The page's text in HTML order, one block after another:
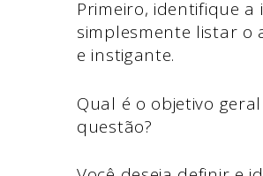
Primeiro, identifique
simplesmente listar o
e instigante.
Qual é o objetivo
questão?